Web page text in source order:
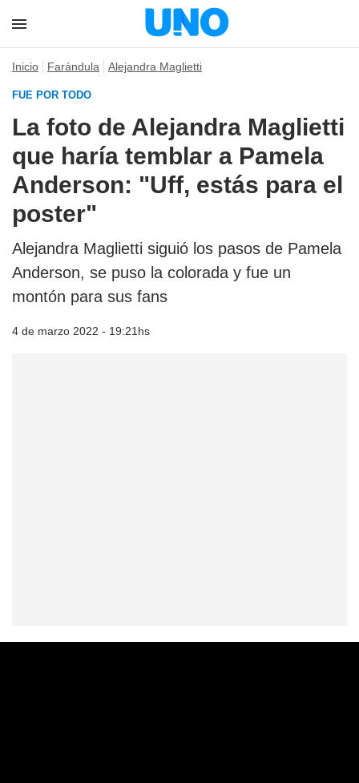
Inicio Farándula Alejandra Maglietti
FUE POR TODO
La foto de Alejandra Maglietti
que haría temblar a Pamela
Anderson: "Uff, estás para el
poster"
Alejandra Maglietti siguió los pasos de Pamela
Anderson, se puso la colorada y fue un
montón para sus fans
4 de marzo 2022 - 19:21hs